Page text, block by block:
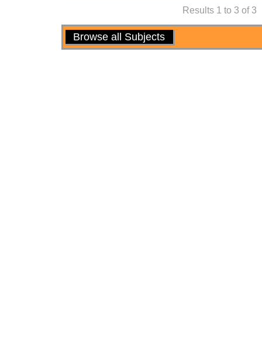
Results 1 to 3 of 3
Actions
Browse all Subjects